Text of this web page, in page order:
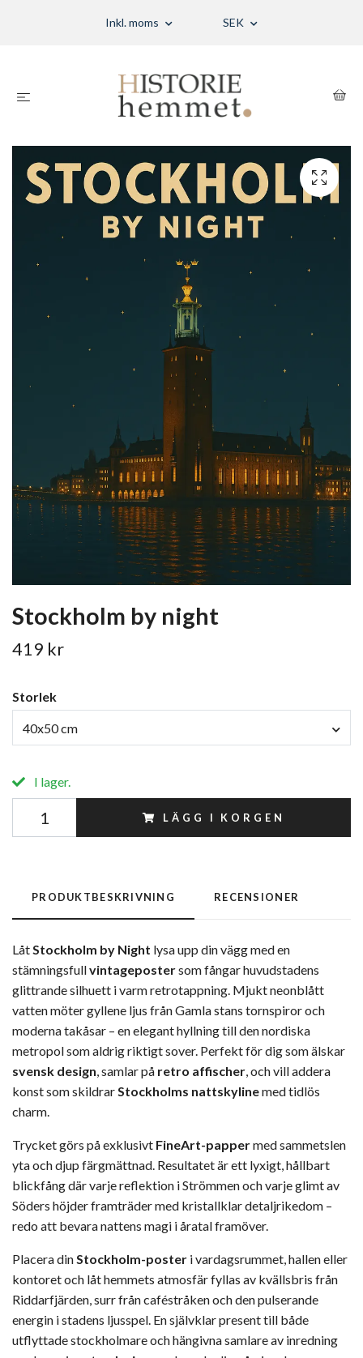
Inkl. moms SEK
Stockholm by night
419 kr
Storlek
40x50 cm
I lager.
LÄGG I KORGEN
PRODUKTBESKRIVNING RECENSIONER
LåtStockholm by Night lysa upp din vägg med en
stämningsfullvintagepostersom fångar huvudstadens
glittrande silhuett i varm retro­tappning. Mjukt neonblått
vatten möter gyllene ljus från Gamla stans tornspiror och
moderna takåsar – en elegant hyllning till den nordiska
metropol som aldrig riktigt sover. Perfekt för dig som älskar
svensk design, samlar på retro affischer, och vill addera
konst som skildrarStockholms natt­skylinemed tidlös
charm.
Trycket görs på exklusivt FineArt-pappermed sammetslen
yta och djup färgmättnad. Resultatet är ett lyxigt, hållbart
blickfång där varje reflektion i Strömmen och varje glimt av
Söders höjder framträder med kristallklar detaljrikedom –
redo att bevara nattens magi i åratal framöver.
Placera dinStockholm-poster i vardagsrummet, hallen eller
kontoret och låt hemmets atmosfär fyllas av kvällsbris från
Riddarfjärden, surr från café­stråken och den pulserande
energin i stadens ljusspel. En självklar present till både
utflyttade stockholmare och hängivna samlare av inredning